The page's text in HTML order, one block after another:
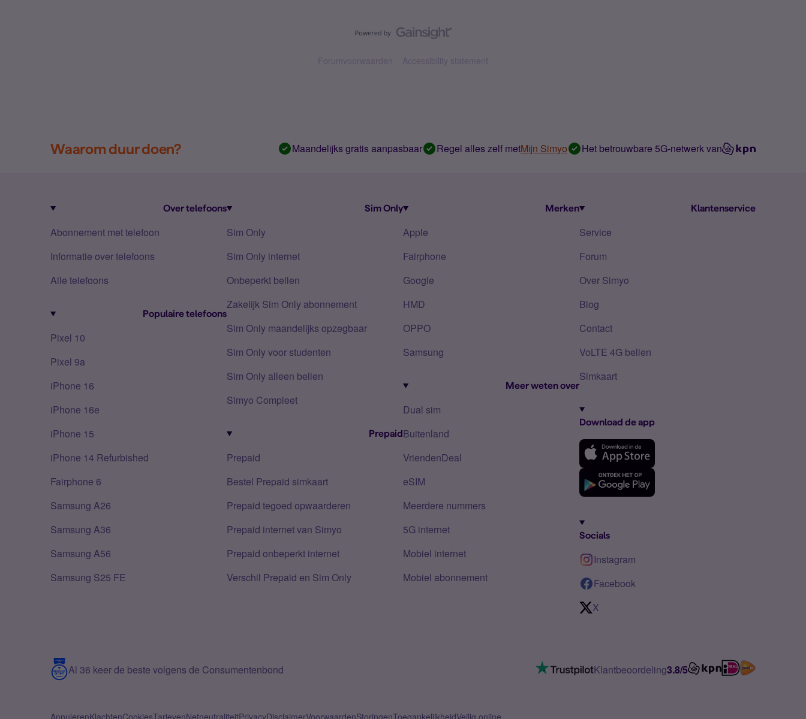
Forumvoorwaarden Accessibility statement
Waarom duur doen? Maandelijks gratis aanpasbaar Regel alles zelf metMijn Simyo Het betrouwbare 5G-netwerk van
Over telefoons
Abonnement met telefoon
Informatie over telefoons
Alle telefoons
Populaire telefoons
Pixel 10
Pixel 9a
iPhone 16
iPhone 16e
iPhone 15
iPhone 14 Refurbished
Fairphone 6
Samsung A26
Samsung A36
Samsung A56
Samsung S25 FE
Sim Only
Sim Only
Sim Only internet
Onbeperkt bellen
Zakelijk Sim Only abonnement
Sim Only maandelijks opzegbaar
Sim Only voor studenten
Sim Only alleen bellen
Simyo Compleet
Prepaid
Prepaid
Bestel Prepaid simkaart
Prepaid tegoed opwaarderen
Prepaid internet van Simyo
Prepaid onbeperkt internet
Verschil Prepaid en Sim Only
Merken
Apple
Fairphone
Google
HMD
OPPO
Samsung
Meer weten over
Dual sim
Buitenland
VriendenDeal
eSIM
Meerdere nummers
5G internet
Mobiel internet
Mobiel abonnement
Klantenservice
Service
Forum
Over Simyo
Blog
Contact
VoLTE 4G bellen
Simkaart
Download de app
Socials
Instagram
Facebook
X
Al 36 keer de beste volgens de Consumentenbond Klantbeoordeling3.8/5